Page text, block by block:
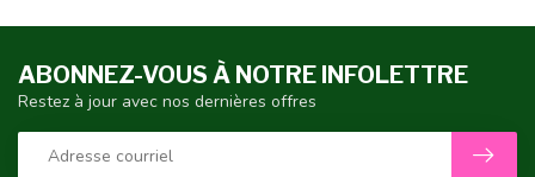
ABONNEZ-VOUS À NOTRE INFOLETTRE
Restez à jour avec nos dernières offres